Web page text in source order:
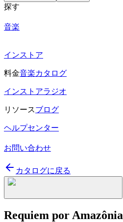
探す
音楽
インストア
料金音楽カタログ
インストアラジオ
リソースブログ
ヘルプセンター
お問い合わせ
カタログに戻る
Requiem por Amazônia